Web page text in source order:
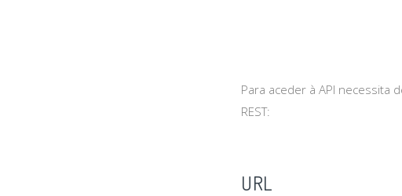
Para aceder à API necessita
REST:
URL